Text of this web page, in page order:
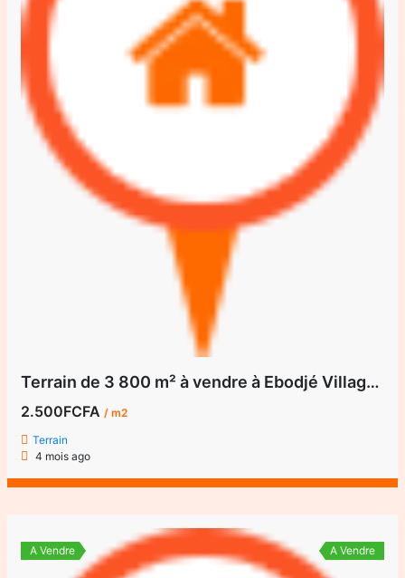
Terrain de 3 800 m² à vendre à Ebodjé Village Tortues
2.500FCFA / m2
Terrain
4 mois ago
A Vendre A Vendre